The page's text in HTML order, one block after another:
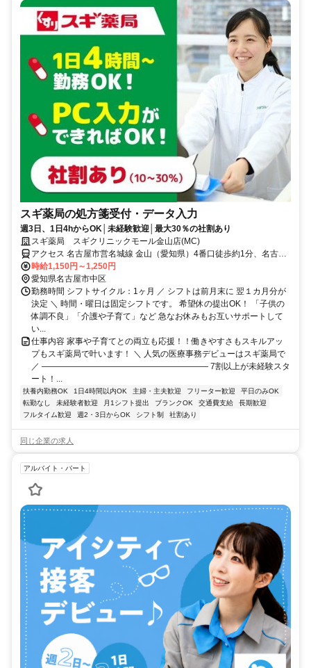
スギ薬局の処方箋受付・データ入力
週3日、1日4hからOK│未経験歓迎│最大30％の社割あり
スギ薬局 スギクリニックモール金山店(MC)
アクセス 名古屋市営名城線 金山（愛知県）4番口徒歩約1分、名古屋
市営名港線 金山（愛知県）4番口徒歩約1分、ＪＲ東海道本線 金山
（愛知県）北口徒歩約1分
時給1,150円～1,250円
愛知県名古屋市中区
勤務時間 シフトサイクル：1ヶ月 ／ シフトは前月末に 翌１カ月分が
決定 ＼ 時間・曜日は固定シフトです。 希望休の提出OK！ 「子供の
体調不良」「介護や子育て」など 急なお休みもお互いサポートして
い...
仕事内容 家事や子育てとの両立も応援！！働きやすさもスキルアッ
プもスギ薬局で叶います！ ＼ 人気の医療事務デビューはスギ薬局で
／ ―――――――――――――――――――― 7割以上が未経験スタ
ート！...
扶養内勤務OK 1日4時間以内OK 主婦・主夫歓迎 フリーター歓迎
平日のみOK
転勤なし
未経験者歓迎 月1シフト提出 ブランクOK 交通費支給
長期歓迎
フルタイム歓迎
週2・3日からOK シフト制 社割あり
同じ企業の求人
アルバイト・パート